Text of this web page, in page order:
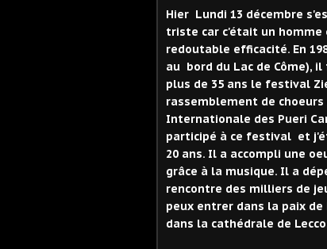
Hier Lundi 13 décembre
triste car c'était un homme
redoutable efficacité. En
au bord du Lac de Côme),
plus de 35 ans le festival
rassemblement de
Internationale des Pueri
participé à ce festival et
20 ans. Il a accompli une
grâce à la musique. Il a
rencontre des milliers de
peux entrer dans la paix
dans la cathédrale de